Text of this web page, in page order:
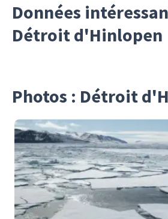
Données
Détroit d'Hinlopen
Photos : Détroit